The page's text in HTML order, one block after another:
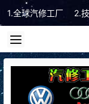
1.全球汽修工厂 2.